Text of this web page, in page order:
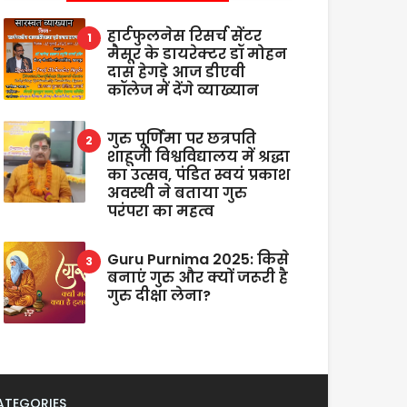
हार्टफुलनेस रिसर्च सेंटर
मैसूर के डायरेक्टर डॉ मोहन
दास हेगड़े आज डीएवी
कॉलेज में देंगे व्याख्यान
गुरु पूर्णिमा पर छत्रपति
शाहूजी विश्वविद्यालय में श्रद्धा
का उत्सव, पंडित स्वयं प्रकाश
अवस्थी ने बताया गुरु
परंपरा का महत्व
Guru Purnima 2025: किसे
बनाएं गुरु और क्यों जरूरी है
गुरु दीक्षा लेना?